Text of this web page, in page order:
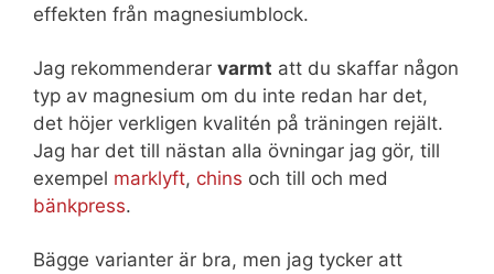
effekten från magnesiumblock.
Jag rekommenderar varmt att du skaffar någon
typ av magnesium om du inte redan har det,
det höjer verkligen kvalitén på träningen rejält.
Jag har det till nästan alla övningar jag gör, till
exempel marklyft, chins och till och med
bänkpress.
Bägge varianter är bra, men jag tycker att